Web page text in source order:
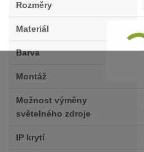
Rozměry
Materiál
Barva
Montáž
Možnost výměny
světelného zdroje
IP krytí